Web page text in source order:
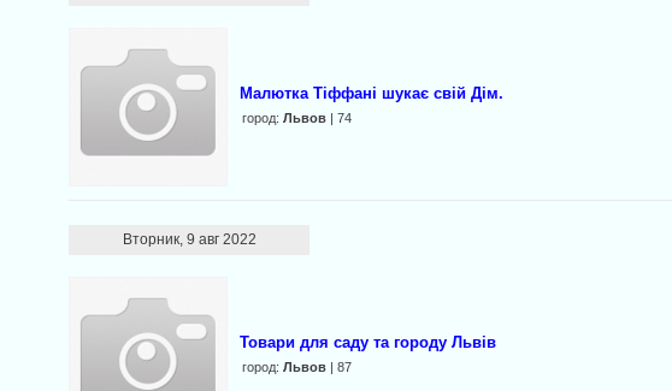
Малютка Тіффані шукає свій Дім.
город:Львов | 74
Вторник, 9 авг 2022
Товари для саду та городу Львів
город:Львов | 87